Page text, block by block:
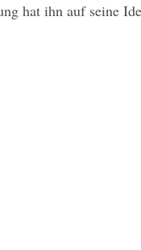
hat ihn auf seine